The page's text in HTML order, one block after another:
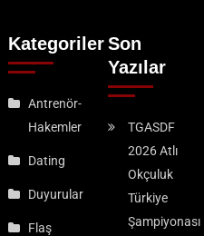
Kategoriler
Antrenör-
Hakemler
Dating
Duyurular
Flaş
Son
Yazılar
TGASDF
2026 Atlı
Okçuluk
Türkiye
Şampiyonası